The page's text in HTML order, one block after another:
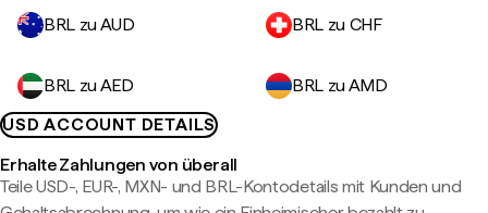
BRL zu AUD BRL zu CHF
BRL zu AED
BRL zu AMD
USD ACCOUNT DETAILS
Erhalte Zahlungen von überall
Teile USD-, EUR-, MXN- und BRL-Kontodetails mit Kunden und